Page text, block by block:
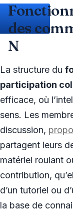
des
N
La structure du
participation
efficace, où
sens. Les
discussion,
partagent leurs
matériel roulant
contribution,
d’un tutoriel ou
la base de